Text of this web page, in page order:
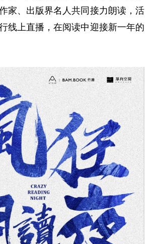
家、出版界名人共同接力朗读，活
线上直播，在阅读中迎接新一年的